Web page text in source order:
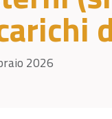
2026